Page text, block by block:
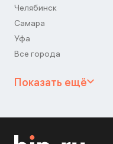
Челябинск
Самара
Уфа
Все города
Показать ещё